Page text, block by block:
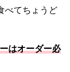
べてちょうど
はオーダー必